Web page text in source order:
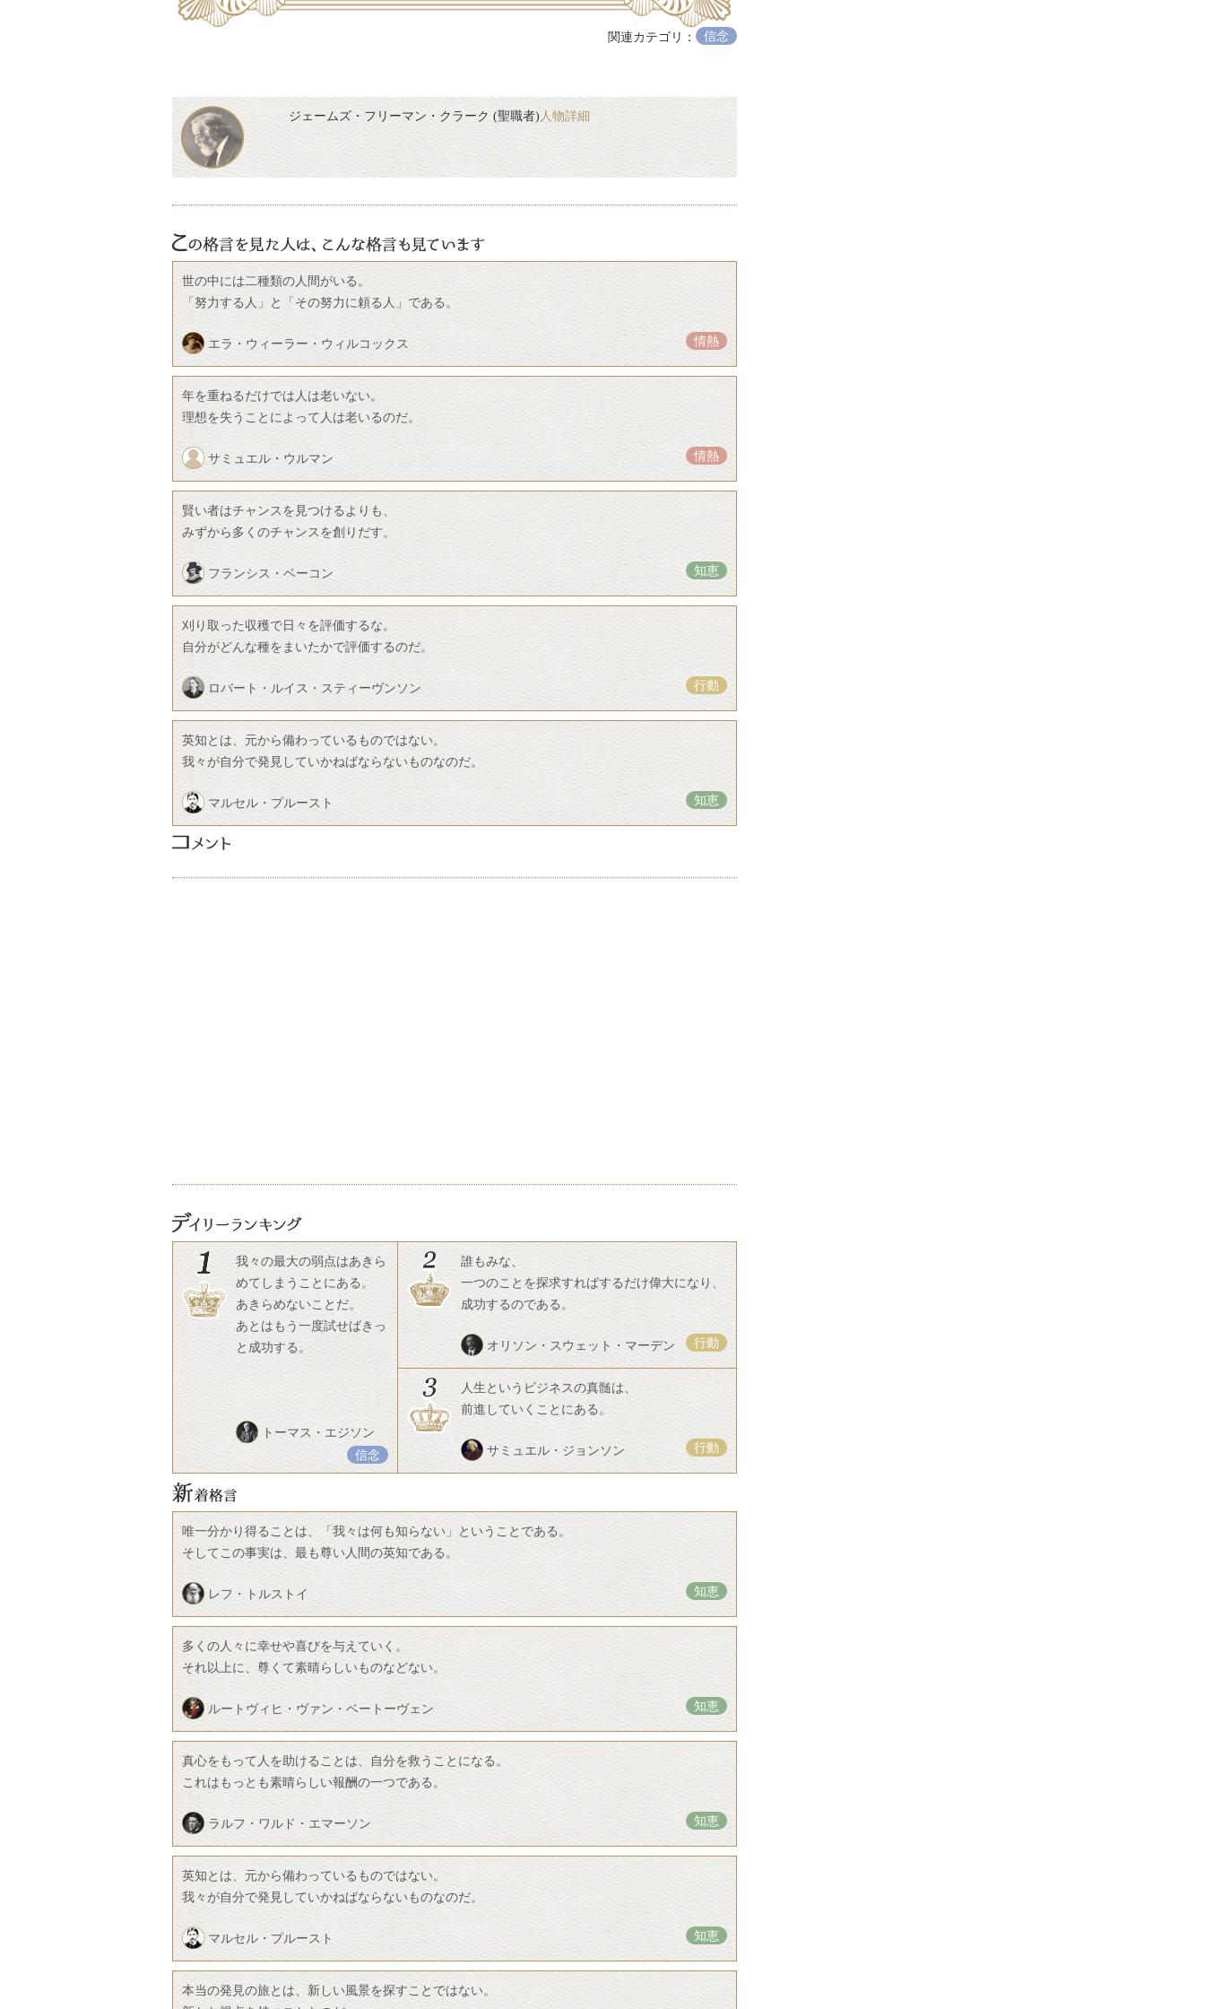
関連カテゴリ： 信念
ジェームズ・フリーマン・クラーク (聖職者) 人物詳細
世の中には二種類の人間がいる。
「努力する人」と「その努力に頼る人」である。
エラ・ウィーラー・ウィルコックス 情熱
年を重ねるだけでは人は老いない。
理想を失うことによって人は老いるのだ。
サミュエル・ウルマン 情熱
賢い者はチャンスを見つけるよりも、
みずから多くのチャンスを創りだす。
フランシス・ベーコン 知恵
刈り取った収穫で日々を評価するな。
自分がどんな種をまいたかで評価するのだ。
ロバート・ルイス・スティーヴンソン 行動
英知とは、元から備わっているものではない。
我々が自分で発見していかねばならないものなのだ。
マルセル・プルースト 知恵
我々の最大の弱点はあきら
めてしまうことにある。
あきらめないことだ。
あとはもう一度試せばきっ
と成功する。
トーマス・エジソン
信念
誰もみな、
一つのことを探求すればするだけ偉大になり、
成功するのである。
オリソン・スウェット・マーデン 行動
人生というビジネスの真髄は、
前進していくことにある。
サミュエル・ジョンソン 行動
唯一分かり得ることは、「我々は何も知らない」ということである。
そしてこの事実は、最も尊い人間の英知である。
レフ・トルストイ 知恵
多くの人々に幸せや喜びを与えていく。
それ以上に、尊くて素晴らしいものなどない。
ルートヴィヒ・ヴァン・ベートーヴェン 知恵
真心をもって人を助けることは、自分を救うことになる。
これはもっとも素晴らしい報酬の一つである。
ラルフ・ワルド・エマーソン 知恵
英知とは、元から備わっているものではない。
我々が自分で発見していかねばならないものなのだ。
マルセル・プルースト 知恵
本当の発見の旅とは、新しい風景を探すことではない。